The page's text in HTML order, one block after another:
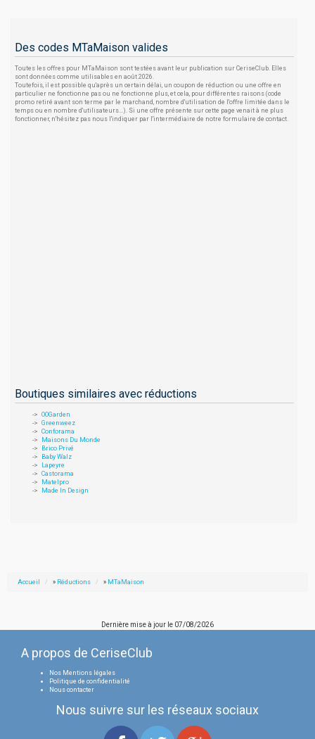
Des codes MTaMaison valides
Toutes les offres pour MTaMaison sont testées avant leur publication sur CeriseClub. Elles
sont données comme utilisables en août 2026.
Toutefois, il est possible qu'après un certain délai, un coupon de réduction ou une offre en
particulier ne fonctionne pas ou ne fonctionne plus, et cela, pour différentes raisons (code
promo retiré avant son terme par le marchand, nombre d'utilisation de l'offre limitée dans le
temps ou en nombre d'utilisateurs...). Si une offre présente sur cette page venait à ne plus
fonctionner, n'hésitez pas nous l'indiquer par l'intermédiaire de notre formulaire de contact.
Boutiques similaires avec réductions
OOGarden
Greenweez
Conforama
Maisons Du Monde
Brico Privé
Baby Walz
Lapeyre
Castorama
Matelpro
Made In Design
Accueil » Réductions » MTaMaison
Dernière mise à jour le 07/08/2026
A propos de CeriseClub
Nos Mentions légales
Politique de confidentialité
Nous contacter
Nous suivre sur les réseaux sociaux